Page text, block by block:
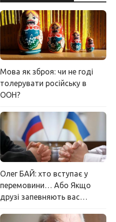
Мова як зброя: чи не годі
толерувати російську в
ООН?
Олег БАЙ: хто вступає у
перемовини… Або Якщо
друзі запевняють вас…